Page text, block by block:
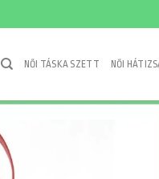
NŐI TÁSKA SZETT NŐI